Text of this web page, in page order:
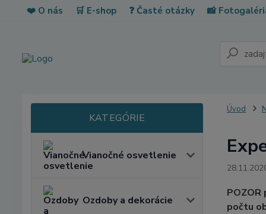
❤️ O nás 🛒 E-shop ❓ Časté otázky 📸
Vianočné osvetlenie
Ozdoby a dekorácie
Úvod
počtu